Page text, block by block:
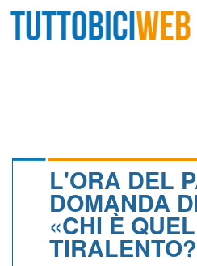
CALENDARIO
L'ORA DEL
DOMANDA
«CHI È QUEL